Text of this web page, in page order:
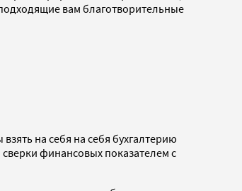
вам благотворительные
на себя на себя бухгалтерию
финансовых показателем с